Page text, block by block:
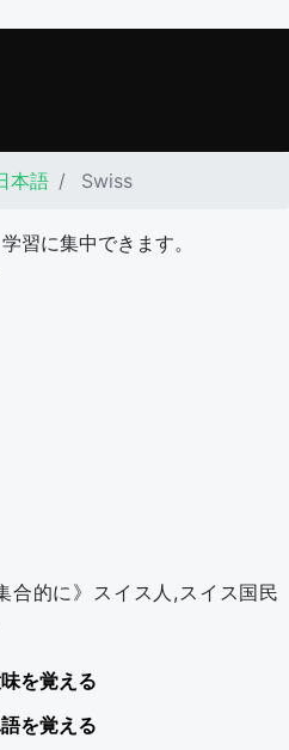
本語 Swiss
習に集中できます。
合的に》スイス人,スイス国民
を覚える
を覚える